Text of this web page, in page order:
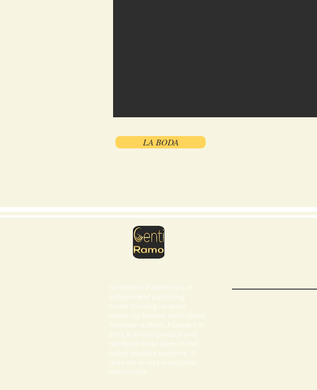
LA BODA
CentiRamo Publishing is an
independent publishing
house focusing on works
written by Spanish and Filipino
American authors. Founded in
2013, it aims to produce and
distribute these works to the
widest possible audience. It
does not accept unsolicited
manuscripts.